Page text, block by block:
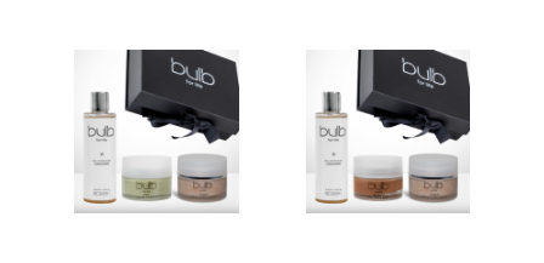
Coffret
Anti-
Pollution
Coffret
Bonne Mine
Exfolie en douceur